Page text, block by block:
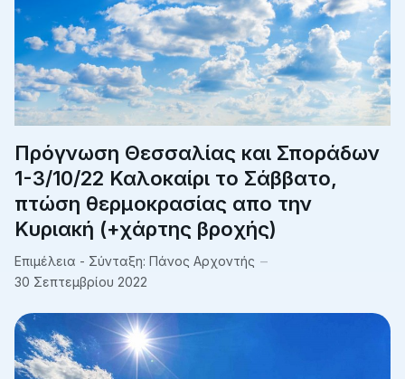
Πρόγνωση Θεσσαλίας και Σποράδων
1-3/10/22 Καλοκαίρι το Σάββατο,
πτώση θερμοκρασίας απο την
Κυριακή (+χάρτης βροχής)
Επιμέλεια - Σύνταξη: Πάνος Αρχοντής
30 Σεπτεμβρίου 2022